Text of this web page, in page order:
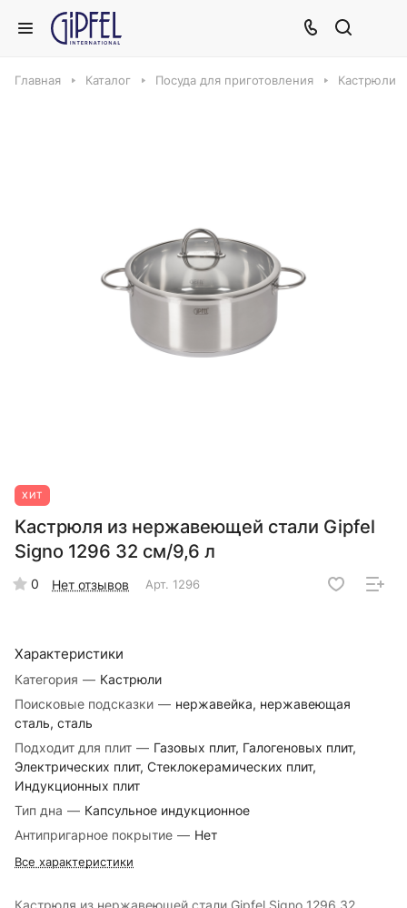
Главная Каталог Посуда для приготовления Кастрюли
ХИТ
Кастрюля из нержавеющей стали Gipfel
Signo 1296 32 см/9,6 л
0 Нет отзывов Арт. 1296
Характеристики
Категория — Кастрюли
Поисковые подсказки — нержавейка, нержавеющая
сталь, сталь
Подходит для плит — Газовых плит, Галогеновых плит,
Электрических плит, Стеклокерамических плит,
Индукционных плит
Тип дна — Капсульное индукционное
Антипригарное покрытие — Нет
Все характеристики